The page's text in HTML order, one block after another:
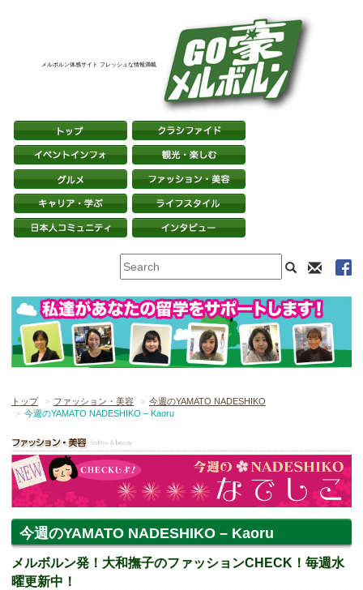
メルボルン体感サイト フレッシュな情報満載
トップ ファッション・美容
今週のYAMATO NADESHIKO
今週のYAMATO NADESHIKO – Kaoru
今週のYAMATO NADESHIKO – Kaoru
メルボルン発！大和撫子のファッションCHECK！毎週水
曜更新中！